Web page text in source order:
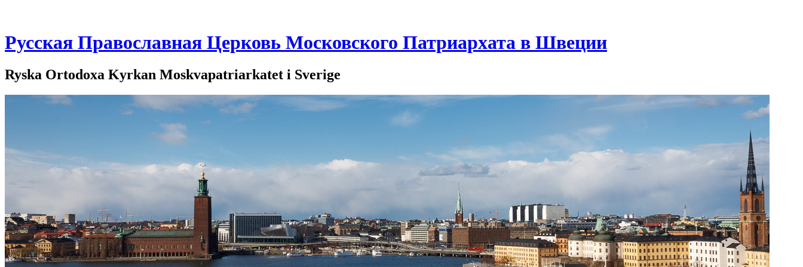
Русская Православная Церковь Московского Патриархата в Швеции
Ryska Ortodoxa Kyrkan Moskvapatriarkatet i Sverige